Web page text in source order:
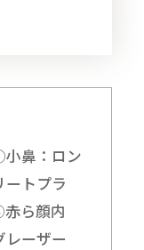
鼻：ロン
ートプラ
ら顔内
ーザー